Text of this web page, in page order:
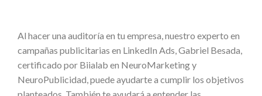
Al hacer una auditoría en tu empresa, nuestro experto en
campañas publicitarias en LinkedIn Ads, Gabriel Besada,
certificado por Biialab en NeuroMarketing y
NeuroPublicidad, puede ayudarte a cumplir los objetivos